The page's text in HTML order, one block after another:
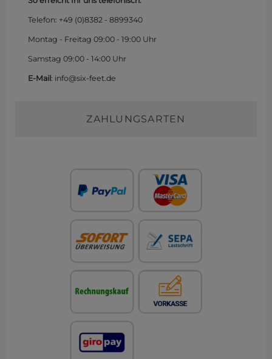
Telefon: +49 (0)8382 - 8899340
Montag - Freitag 09:00 - 19:00 Uhr
Samstag 09:00 - 14:00 Uhr
E-Mail : info@six-feet.de
ZAHLUNGSARTEN